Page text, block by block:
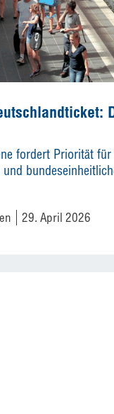
fordert Priorität für
29. April 2026